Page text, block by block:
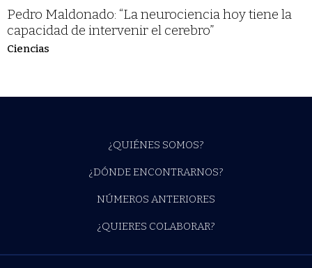
Pedro Maldonado: “La neurociencia hoy tiene la
capacidad de intervenir el cerebro”
Ciencias
¿QUIÉNES SOMOS?
¿DÓNDE ENCONTRARNOS?
NÚMEROS ANTERIORES
¿QUIERES COLABORAR?